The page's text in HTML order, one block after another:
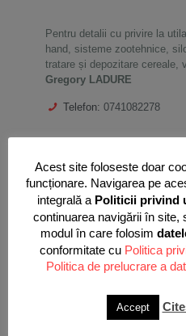
Pentru detalii cu privire la
hand, sisteme zootehnice,
tratare și depozitare cereale,
Gregory LADURE
Telefon:0741082278
pieselor de schimb,
utilaje agricole puteți obține la
Telefon:0741082279
Email:valabri@gmail.com
Acest site foloseste doar
funcționare. Navigarea pe
integrală a Politicii privind
continuarea navigării în site,
modul în care folosim
conformitate cu Politica
Politica de prelucrare a
Accept